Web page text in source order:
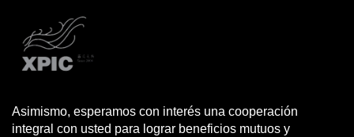
Asimismo, esperamos con interés una cooperación
integral con usted para lograr beneficios mutuos y